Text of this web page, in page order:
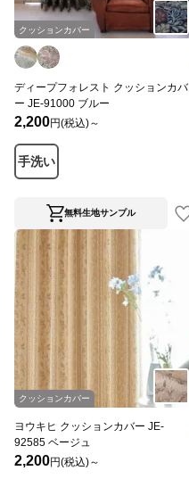
クッションカバー
ディープフォレスト クッションカバ
ー JE-91000 ブルー
2,200円(税込)～
手洗い
無料生地サンプル
クッションカバー
ヨウキヒ クッションカバー JE-
92585 ベージュ
2,200円(税込)～